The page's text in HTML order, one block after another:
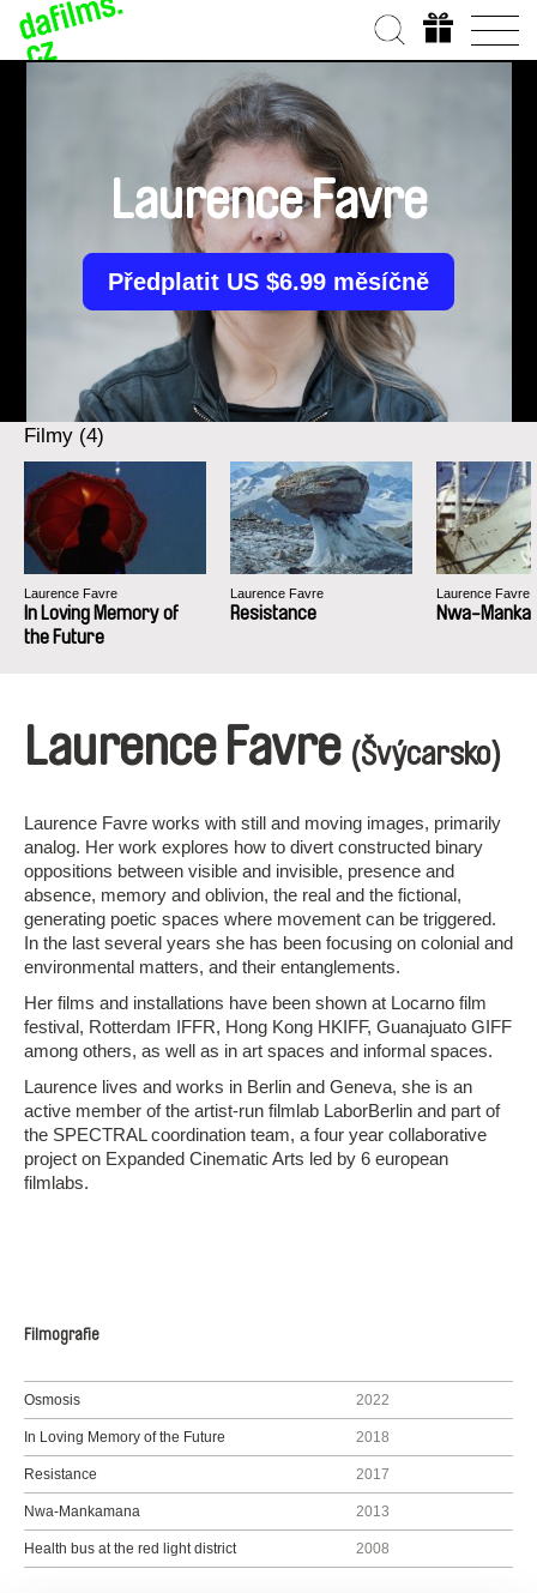
Laurence Favre
Předplatit US $6.99 měsíčně
Filmy (4)
Laurence Favre
In Loving Memory of
the Future
Laurence Favre
Resistance
Laurence Favre
Nwa-
Laurence Favre (Švýcarsko)
Laurence Favre works with still and moving images, primarily
analog. Her work explores how to divert constructed binary
oppositions between visible and invisible, presence and
absence, memory and oblivion, the real and the fictional,
generating poetic spaces where movement can be triggered.
In the last several years she has been focusing on colonial and
environmental matters, and their entanglements.
Her films and installations have been shown at Locarno film
festival, Rotterdam IFFR, Hong Kong HKIFF, Guanajuato GIFF
among others, as well as in art spaces and informal spaces.
Laurence lives and works in Berlin and Geneva, she is an
active member of the artist-run filmlab LaborBerlin and part of
the SPECTRAL coordination team, a four year collaborative
project on Expanded Cinematic Arts led by 6 european
filmlabs.
Filmografie
Osmosis 2022
In Loving Memory of the Future 2018
Resistance 2017
Nwa-Mankamana 2013
Health bus at the red light district 2008